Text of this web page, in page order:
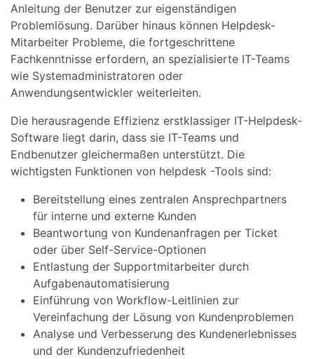
Anleitung der Benutzer zur eigenständigen
Problemlösung. Darüber hinaus können Helpdesk-
Mitarbeiter Probleme, die fortgeschrittene
Fachkenntnisse erfordern, an spezialisierte IT-Teams
wie Systemadministratoren oder
Anwendungsentwickler weiterleiten.
Die herausragende Effizienz erstklassiger IT-Helpdesk-
Software liegt darin, dass sie IT-Teams und
Endbenutzer gleichermaßen unterstützt. Die
wichtigsten Funktionen von helpdesk -Tools sind:
Bereitstellung eines zentralen Ansprechpartners
für interne und externe Kunden
Beantwortung von Kundenanfragen per Ticket
oder über Self-Service-Optionen
Entlastung der Supportmitarbeiter durch
Aufgabenautomatisierung
Einführung von Workflow-Leitlinien zur
Vereinfachung der Lösung von Kundenproblemen
Analyse und Verbesserung des Kundenerlebnisses
und der Kundenzufriedenheit